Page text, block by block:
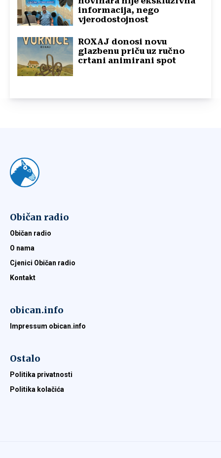
informacija, nego
vjerodostojnost
ROXAJ donosi novu
glazbenu priču uz ručno
crtani animirani spot
Običan radio
Običan radio
O nama
Cjenici Običan radio
Kontakt
obican.info
Impressum obican.info
Ostalo
Politika privatnosti
Politika kolačića